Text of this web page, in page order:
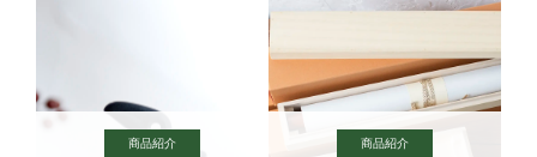
商品紹介 商品紹介